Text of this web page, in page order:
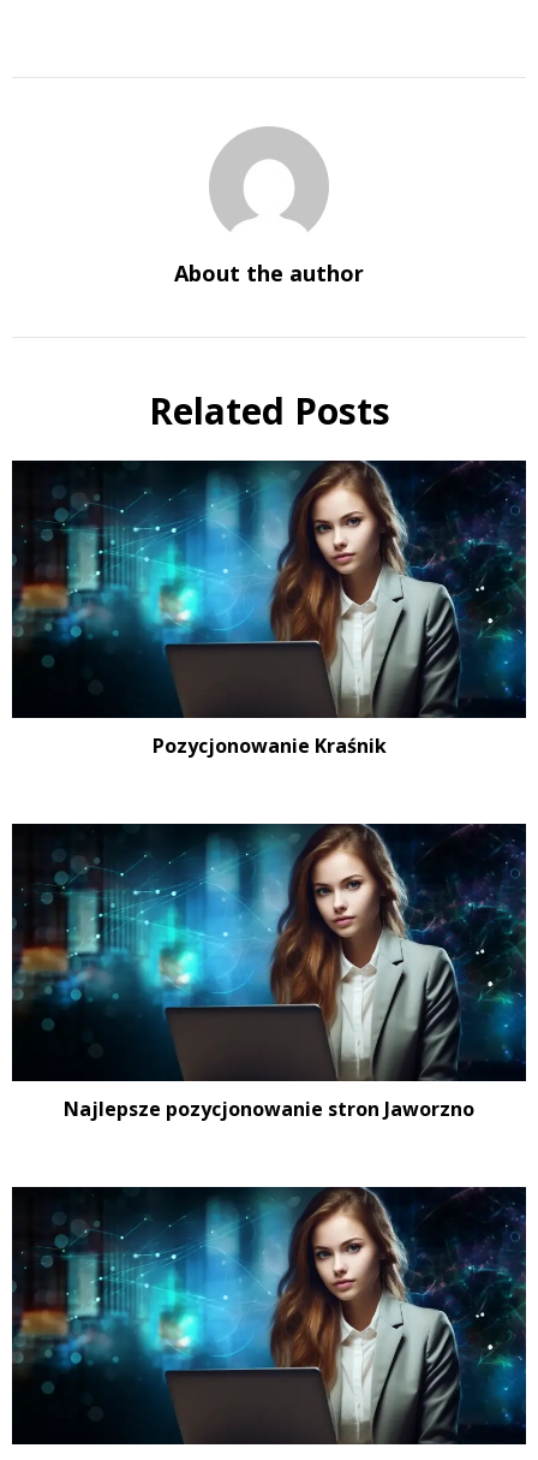
About the author
Related Posts
Pozycjonowanie Kraśnik
Najlepsze pozycjonowanie stron Jaworzno